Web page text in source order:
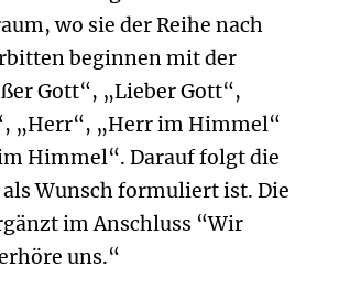
wo sie der Reihe nach
beginnen mit der
Gott“, „Lieber Gott“,
„Herr“, „Herr im Himmel“
Himmel“. Darauf folgt die
Wunsch formuliert ist. Die
im Anschluss “Wir
uns.“